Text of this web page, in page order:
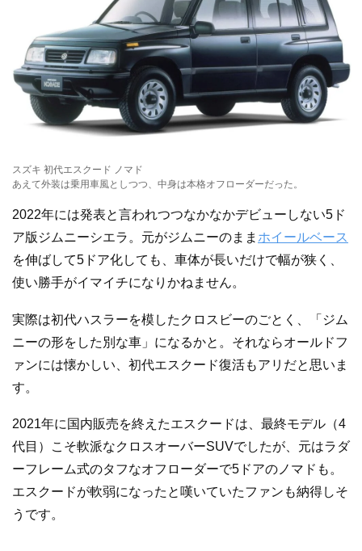
スズキ 初代エスクード ノマド
あえて外装は乗用車風としつつ、中身は本格オフローダーだった。
2022年には発表と言われつつなかなかデビューしない5ド
ア版ジムニーシエラ。元がジムニーのまま ホイールベース
を伸ばして5ドア化しても、車体が長いだけで幅が狭く、
使い勝手がイマイチになりかねません。
実際は初代ハスラーを模したクロスビーのごとく、「ジム
ニーの形をした別な車」になるかと。それならオールドフ
ァンには懐かしい、初代エスクード復活もアリだと思いま
す。
2021年に国内販売を終えたエスクードは、最終モデル（4
代目）こそ軟派なクロスオーバーSUVでしたが、元はラダ
ーフレーム式のタフなオフローダーで5ドアのノマドも。
エスクードが軟弱になったと嘆いていたファンも納得しそ
うです。